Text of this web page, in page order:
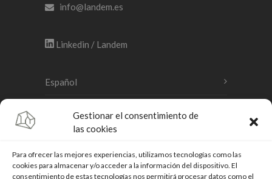
Gestionar el consentimiento de
las cookies
Para ofrecer las mejores experiencias, utilizamos tecnologías como las
cookies para almacenar y/o acceder a la información del dispositivo. El
consentimiento de estas tecnologías nos permitirá procesar datos como el
info@landem.es
Linkedin / Landem
Español
English